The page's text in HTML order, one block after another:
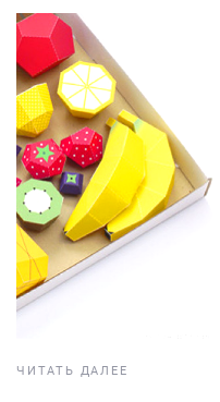
ЧИТАТЬ ДАЛЕЕ